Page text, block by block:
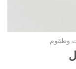
وطقوم